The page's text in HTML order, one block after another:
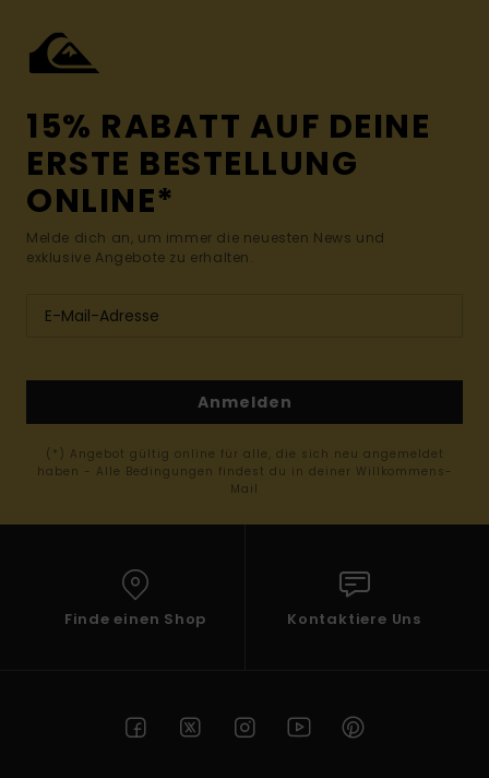
15% RABATT AUF DEINE
ERSTE BESTELLUNG
ONLINE*
Melde dich an, um immer die neuesten News und
exklusive Angebote zu erhalten.
Anmelden
(*) Angebot gültig online für alle, die sich neu angemeldet
haben - Alle Bedingungen findest du in deiner Willkommens-
Mail
Finde einen Shop Kontaktiere Uns